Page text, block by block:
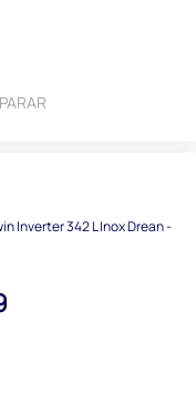
Inverter 342 L Inox Drean -